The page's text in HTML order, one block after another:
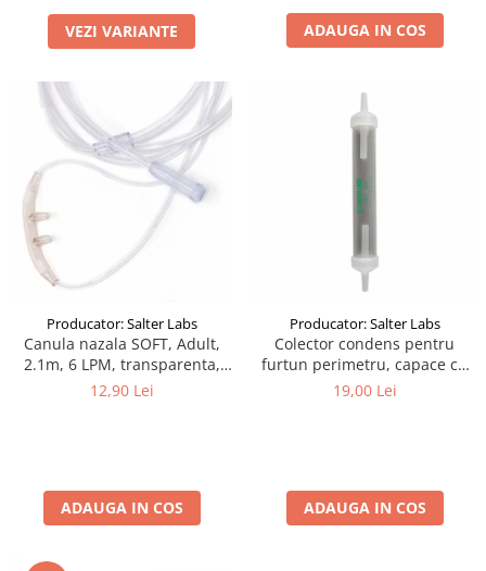
VEZI VARIANTE ADAUGA IN COS
Producator: Salter Labs
Canula nazala SOFT, Adult,
2.1m, 6 LPM, transparenta,
narine curbate si conice
12,90 Lei
ADAUGA IN COS
Producator: Salter Labs
Colector condens pentru
furtun perimetru, capace cu
filet
19,00 Lei
ADAUGA IN COS